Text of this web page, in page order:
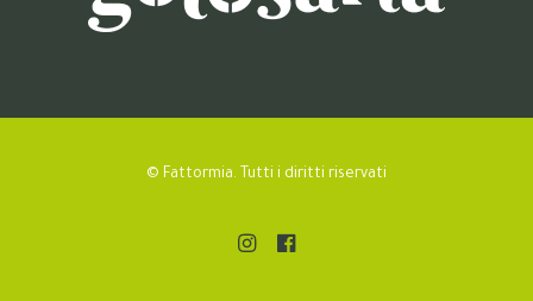
© Fattormia. Tutti i diritti riservati